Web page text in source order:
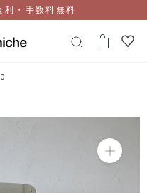
・手数料無料